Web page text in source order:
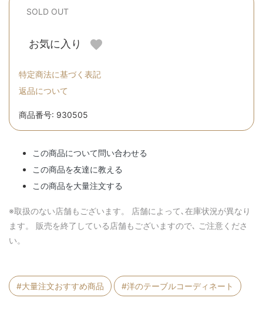
SOLD OUT
お気に入り
特定商法に基づく表記
返品について
商品番号: 930505
この商品について問い合わせる
この商品を友達に教える
この商品を大量注文する
※取扱のない店舗もございます。 店舗によって､在庫状況が異なり
ます。 販売を終了している店舗もございますので､ ご注意くださ
い。
#大量注文おすすめ商品 #洋のテーブルコーディネート